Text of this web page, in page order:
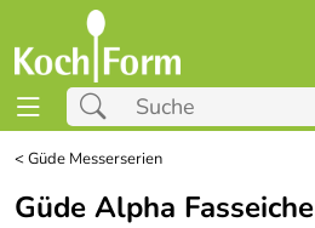
<Güde Messerserien
Güde Alpha Fasseiche